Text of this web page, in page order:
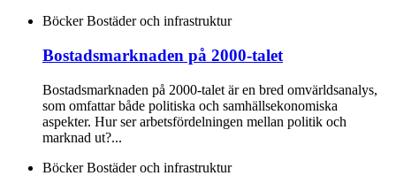
Böcker Bostäder och infrastruktur
Bostadsmarknaden på 2000-talet
Bostadsmarknaden på 2000-talet är en bred omvärldsanalys,
som omfattar både politiska och samhällsekonomiska
aspekter. Hur ser arbetsfördelningen mellan politik och
marknad ut?...
Böcker Bostäder och infrastruktur